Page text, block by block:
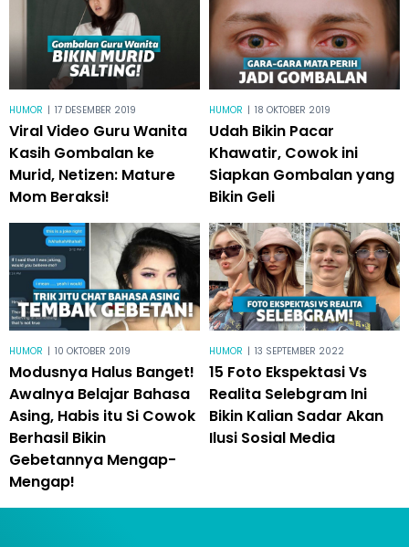
HUMOR | 17 DESEMBER 2019
Viral Video Guru Wanita
Kasih Gombalan ke
Murid, Netizen: Mature
Mom Beraksi!
HUMOR | 18 OKTOBER 2019
Udah Bikin Pacar
Khawatir, Cowok ini
Siapkan Gombalan yang
Bikin Geli
HUMOR | 10 OKTOBER 2019
Modusnya Halus Banget!
Awalnya Belajar Bahasa
Asing, Habis itu Si Cowok
Berhasil Bikin
Gebetannya Mengap-
Mengap!
HUMOR | 13 SEPTEMBER 2022
15 Foto Ekspektasi Vs
Realita Selebgram Ini
Bikin Kalian Sadar Akan
Ilusi Sosial Media